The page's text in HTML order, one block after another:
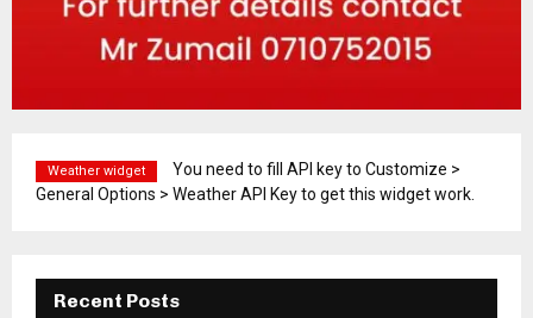
Weather widget
You need to fill API key to Customize >
General Options > Weather API Key to get this widget work.
Recent Posts